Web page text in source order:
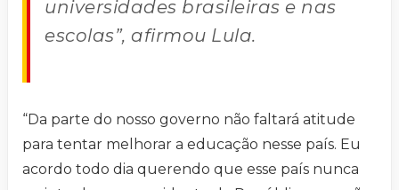
universidades brasileiras e nas
escolas”, afirmou Lula.
“Da parte do nosso governo não faltará atitude
para tentar melhorar a educação nesse país. Eu
acordo todo dia querendo que esse país nunca